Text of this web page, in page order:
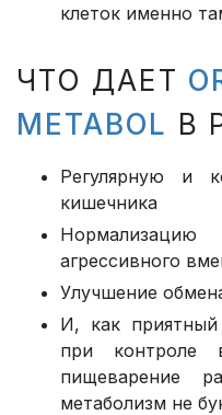
клеток именно
ЧТО ДАЕТ
METABOL В
Регулярную и
кишечника
агрессивного
Улучшение
И, как
при контроле
пищеварение
метаболизм не